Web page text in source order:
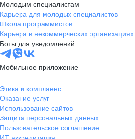
Молодым специалистам
Карьера для молодых специалистов
Школа программистов
Карьера в некоммерческих организациях
Боты для уведомлений
Мобильное приложение
Этика и комплаенс
Оказание услуг
Использование сайтов
Защита персональных данных
Пользовательское соглашение